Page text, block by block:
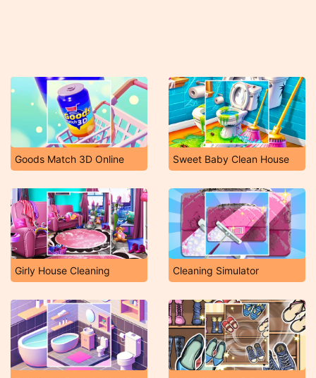
Goods Match 3D Online Sweet Baby Clean House
Girly House Cleaning Cleaning Simulator